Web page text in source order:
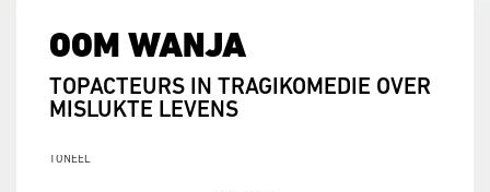
OOM WANJA
TOPACTEURS IN TRAGIKOMEDIE OVER
MISLUKTE LEVENS
TONEEL